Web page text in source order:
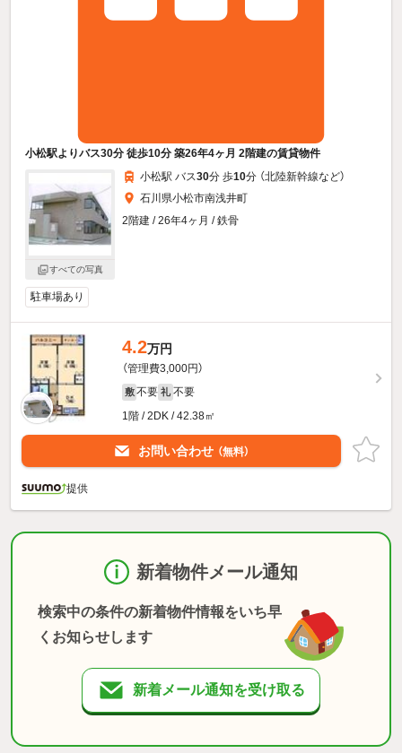
小松駅よりバス30分 徒歩10分 築26年4ヶ月 2階建の賃貸物件
すべての写真
小松駅 バス30分 歩10分 （北陸新幹線など）
石川県小松市南浅井町
2階建 / 26年4ヶ月 / 鉄骨
駐車場あり
4.2万円
（管理費3,000円）
敷 不要 礼 不要
1階 / 2DK / 42.38㎡
お問い合わせ （無料）
提供
新着物件メール通知
検索中の条件の新着物件情報をいち早
くお知らせします
新着メール通知を受け取る